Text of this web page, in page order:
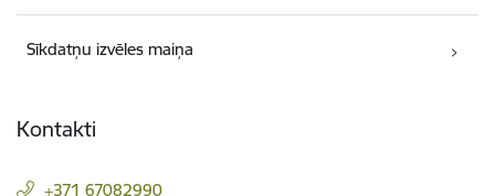
Sīkdatņu izvēles maiņa
Kontakti
+371 67082990